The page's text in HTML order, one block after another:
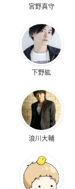
宮野真守
下野紘
浪川大輔